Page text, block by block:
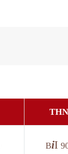
BiI